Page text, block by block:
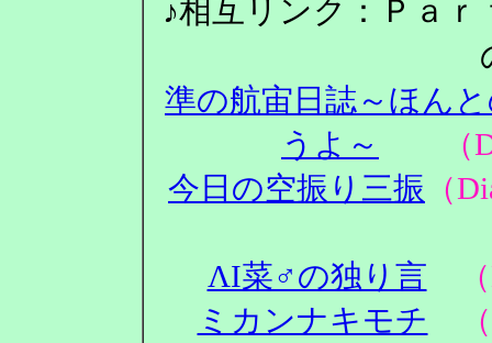
♪相互リンク：Ｐａ
準の航宙日誌～ほん
うよ～
（
今日の空振り三振 （
ΛΙ菜♂の独り言 （
ミカンナキモチ （